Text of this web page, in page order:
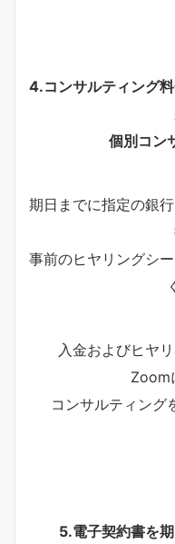
4.コンサルティング
個別コン
期日までに指定の銀
事前のヒヤリングシ
入金およびヒヤ
Zoom
コンサルティング
5.電子契約書を